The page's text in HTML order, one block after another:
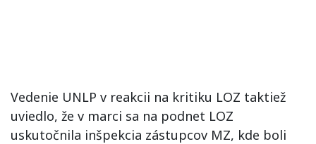
Vedenie UNLP v reakcii na kritiku LOZ taktiež
uviedlo, že v marci sa na podnet LOZ
uskutočnila inšpekcia zástupcov MZ, kde boli